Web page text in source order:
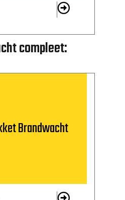
compleet:
Brandwacht